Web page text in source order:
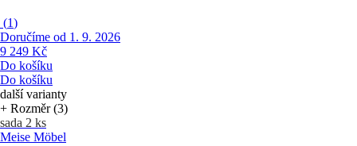
(1)
Doručíme od 1. 9. 2026
9 249 Kč
Do košíku
Do košíku
další varianty
+ Rozměr (3)
sada 2 ks
Meise Möbel